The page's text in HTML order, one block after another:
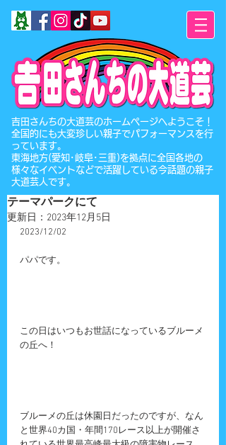
​吉田さんちの大道芸のホームページへようこそ！
全国的にも大変珍しい親子でパフォーマンスを行
っています。
東海地方(愛知･岐阜･三重)を拠点に全国各地の
様々なイベントなどで活躍している今話題の親子
大道芸人です。
テーマパークにて
更新日： 2023年12月5日
2023/12/02
パパです。
この日はいつもお世話になっているブルーメ
の丘へ！
ブルーメの丘は休園日だったのですが、なん
と世界40カ国・年間170レース以上が開催さ